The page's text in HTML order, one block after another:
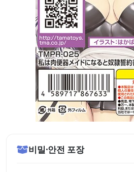
비밀·안전 포장